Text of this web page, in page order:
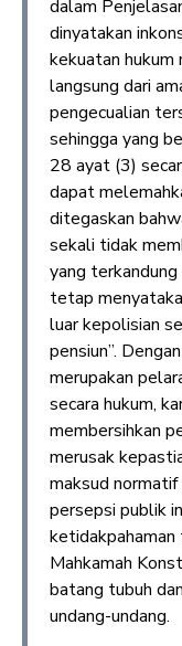
dalam
dinyatakan
kekuatan hukum
langsung dari
pengecualian
sehingga yang
28 ayat (3)
dapat
ditegaskan
sekali tidak
yang
tetap
luar kepolisian
pensiun”.
merupakan
secara hukum,
membersihkan
merusak
maksud
persepsi publik
Mahkamah
batang tubuh
undang-undang.